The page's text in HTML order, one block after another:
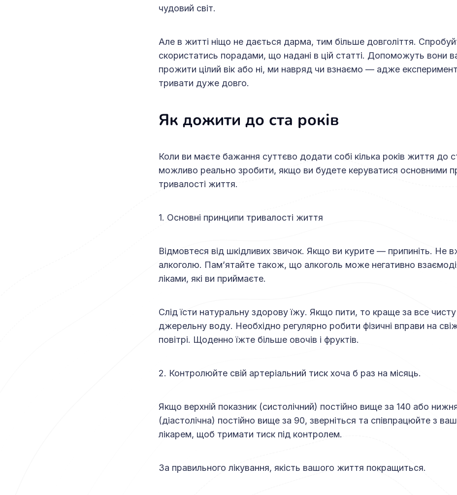
чудовий світ.
Але в житті ніщо не дається дарма, тим більше довголіття.
скористатись порадами, що надані в цій статті. Допоможуть вони
прожити цілий вік або ні, ми навряд чи взнаємо — адже
тривати дуже довго.
Як дожити до ста років
Коли ви маєте бажання суттєво додати собі кілька років життя до
можливо реально зробити, якщо ви будете керуватися основними
тривалості життя.
1. Основні принципи тривалості життя
Відмовтеся від шкідливих звичок. Якщо ви курите — припиніть. Не
алкоголю. Пам’ятайте також, що алкоголь може негативно
ліками, які ви приймаєте.
Слід їсти натуральну здорову їжу. Якщо пити, то краще за все
джерельну воду. Необхідно регулярно робити фізичні вправи на
повітрі. Щоденно їжте більше овочів і фруктів.
2. Контролюйте свій артеріальний тиск хоча б раз на місяць.
Якщо верхній показник (систолічний) постійно вище за 140 або
(діастолічна) постійно вище за 90, зверніться та співпрацюйте з
лікарем, щоб тримати тиск під контролем.
За правильного лікування, якість вашого життя покращиться.